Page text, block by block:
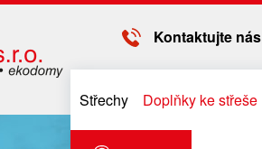
Kontaktujte nás
Střechy Doplňky ke střeše